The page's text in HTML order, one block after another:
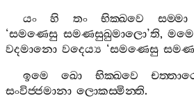
යං
හි තං භික‍්ඛවෙ සම‍්මා
‘සමණෙසු සමණසුඛුමාලො’ති,
වදමානො වදෙය්‍ය ‘සමණෙසු
ඉමෙ
ඛො භික‍්ඛවෙ
සංවිජ‍්ජමානා ලොකස‍්මින‍්ති.